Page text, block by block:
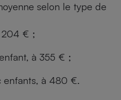
selon le type de
204 € ;
à 355 € ;
enfants, à 480 €.